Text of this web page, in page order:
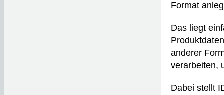
Format
Das liegt
anderer
verarbeiten,
Dabei stellt